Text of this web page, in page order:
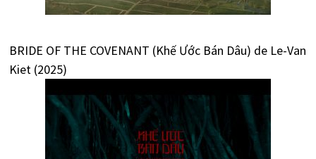
BRIDE OF THE COVENANT (Khế Ước Bán Dâu) de Le-Van
Kiet (2025)